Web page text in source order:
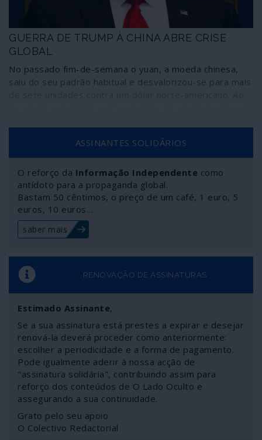
GUERRA DE TRUMP À CHINA ABRE CRISE
GLOBAL
No passado fim-de-semana o yuan, a moeda chinesa,
saiu do seu padrão habitual e desvalorizou-se para mais
neoconservadores norte-americanos implodiu. Passou-
se de uma guerra de tarifas comerciais para uma guerra
económica mais ampla, na qual serão aplicadas outras
tácticas e medidas.
ASSINANTES SOLIDÁRIOS
O reforço da Informação Independente como
antídoto para a propaganda global.
Bastam 50 cêntimos, o preço de um café, 1 euro, 5
euros, 10 euros…
saber mais
RENOVAÇÃO DE ASSINATURAS
Estimado Assinante,
Se a sua assinatura está prestes a expirar e desejar
renová-la deverá proceder como anteriormente:
escolher a periodicidade e a forma de pagamento.
Pode igualmente aderir à nossa acção de
"assinatura solidária", contribuindo assim para
reforço dos conteúdos de O Lado Oculto e
assegurando a sua continuidade.
Grato pelo seu apoio
O Colectivo Redactorial